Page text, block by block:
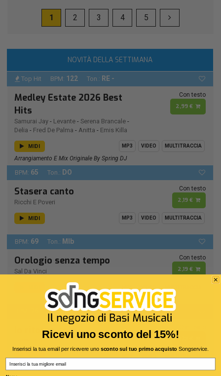
1 2 3 4 5
NOVITÀ DELLA SETTIMANA
Top Hit BPM: 122 Ton.: RE -
Medley Estate 2026 Best
Hits
Samurai Jay - Levante - Serena Brancale -
Delia - Fred De Palma - Anitta - Emis Killa
Con testo
2,99 €
MIDI MP3 VIDEO MULTITRACCIA
Arrangiamento E Mix Originale By Spring DJ
BPM: 65 Ton.: DO
Stasera canto
Ricchi E Poveri
Con testo
2,19 €
MIDI MP3 VIDEO MULTITRACCIA
BPM: 69 Ton.: MIb
Orologio senza tempo
Sal Da Vinci
Con testo
2,19 €
Ton.:RE -
Io ritorno solo
2,19 €
MIDI
Remastering 1990
Ricevi uno sconto del 15%!
Inserisci la tua email per ricevere uno sconto sul tuo primo acquistoSongservice.